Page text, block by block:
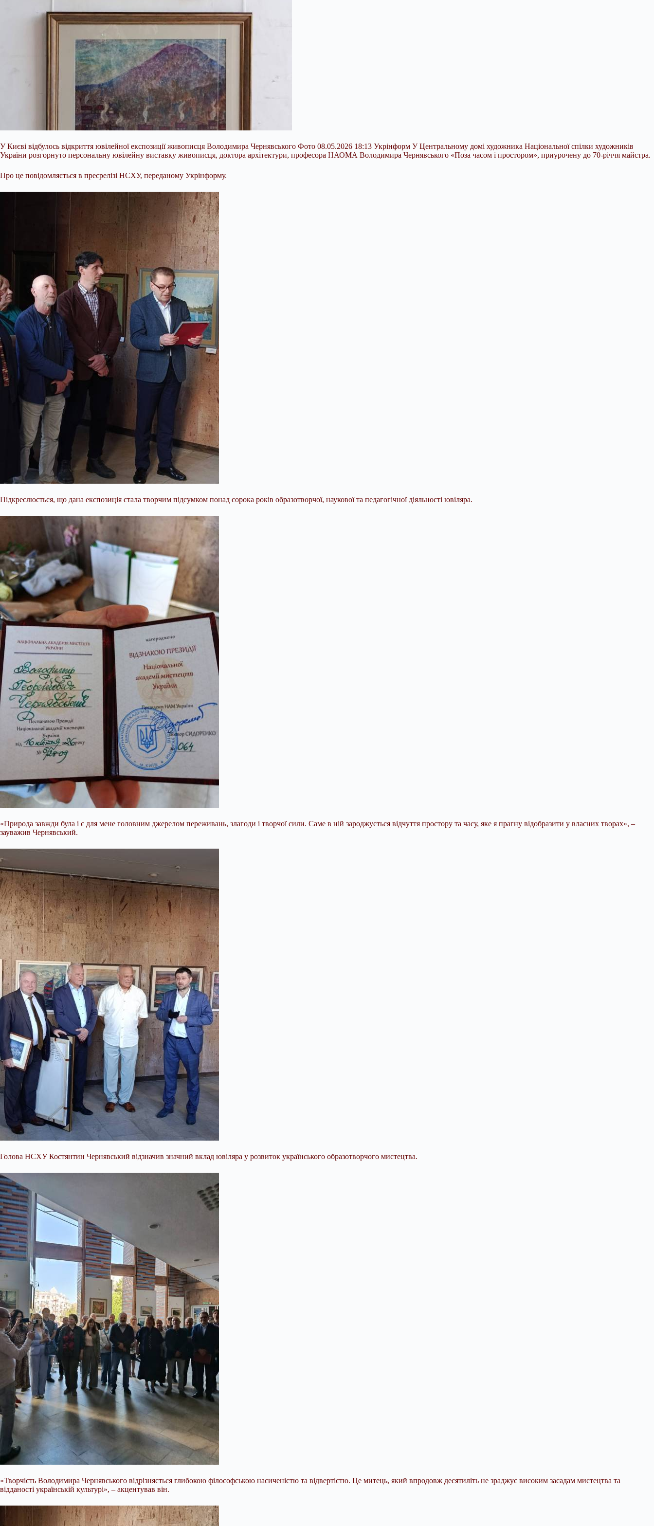
У Києві відбулось відкриття ювілейної експозиції живописця Володимира Чернявського Фото 08.05.2026 18:13 Укрінформ У Центральному домі художника Національної спілки художників
України розгорнуто персональну ювілейну виставку живописця, доктора архітектури, професора НАОМА Володимира Чернявського «Поза часом і простором», приурочену до 70-річчя майстра.
Про це повідомляється в пресрелізі НСХУ, переданому Укрінформу.
Підкреслюється, що дана експозиція стала творчим підсумком понад сорока років образотворчої, наукової та педагогічної діяльності ювіляра.
«Природа завжди була і є для мене головним джерелом переживань, злагоди і творчої сили. Саме в ній зароджується відчуття простору та часу, яке я прагну відобразити у власних творах», –
зауважив Чернявський.
Голова НСХУ Костянтин Чернявський відзначив значний вклад ювіляра у розвиток українського образотворчого мистецтва.
«Творчість Володимира Чернявського відрізняється глибокою філософською насиченістю та відвертістю. Це митець, який впродовж десятиліть не зраджує високим засадам мистецтва та
відданості українській культурі», – акцентував він.